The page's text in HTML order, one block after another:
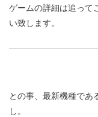
ゲームの詳細は追って
い致します。
との事、最新機種であ
し。